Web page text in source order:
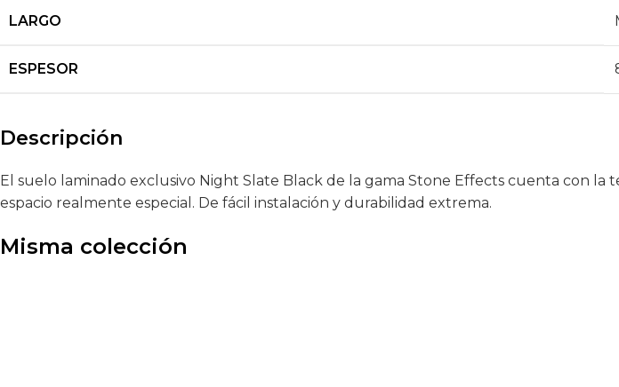
LARGO
ESPESOR
Descripción
El suelo laminado exclusivo Night Slate Black de la gama Stone Effects cuenta con
espacio realmente especial. De fácil instalación y durabilidad extrema.
Misma colección